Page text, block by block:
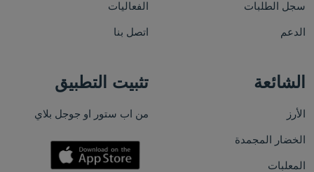
سجل الطلبات
الدعم
الفعاليات
اتصل بنا
الشائعة
الأرز
الخضار المجمدة
المعلبات
تثبيت التطبيق
من اب ستور او جوجل بلاي